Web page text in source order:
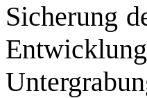
Sicherung